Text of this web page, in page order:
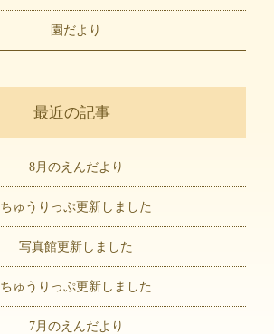
園だより
最近の記事
8月のえんだより
ちゅうりっぷ更新しました
写真館更新しました
ちゅうりっぷ更新しました
7月のえんだより